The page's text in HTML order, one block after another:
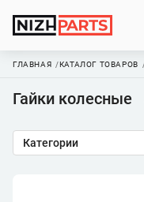
ГЛАВНАЯ КАТАЛОГ ТОВАРОВ
Гайки колесные
Категории